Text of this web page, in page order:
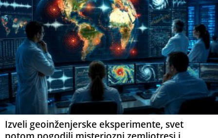
Izveli geoinženjerske eksperimente, svet